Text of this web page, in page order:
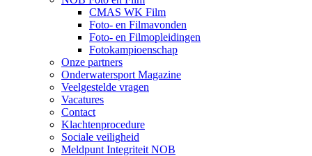
CMAS WK Film
Foto- en Filmavonden
Foto- en Filmopleidingen
Fotokampioenschap
Onze partners
Onderwatersport Magazine
Veelgestelde vragen
Vacatures
Contact
Klachtenprocedure
Sociale veiligheid
Meldpunt Integriteit NOB